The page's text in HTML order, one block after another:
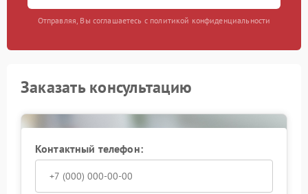
Отправляя, Вы соглашаетесь с политикой конфиденциальности
Заказать консультацию
Контактный телефон: